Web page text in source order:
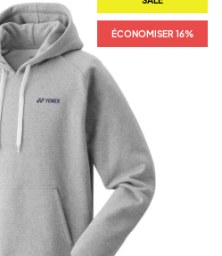
ÉCONOMISER 16%
ÉCONOMISER 16%